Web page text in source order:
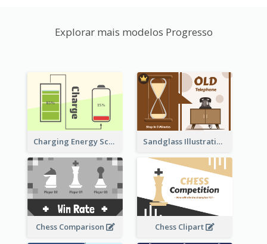
Explorar mais modelos Progresso
Charging Energy Schematic Diagram Sandglass Illustration About Telephone
Chess Comparison Chess Clipart